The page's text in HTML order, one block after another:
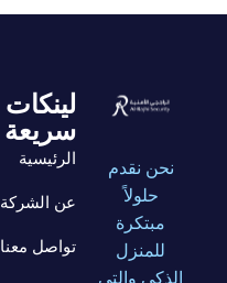
نحن نقدم
حلولاً
مبتكرة
للمنزل
الذكي والتي
لينكات
سريعة
الرئيسية
عن الشركة
تواصل معنا